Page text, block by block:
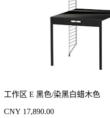
工作区 E 黑色/染黑白蜡木色
CNY 17,890.00